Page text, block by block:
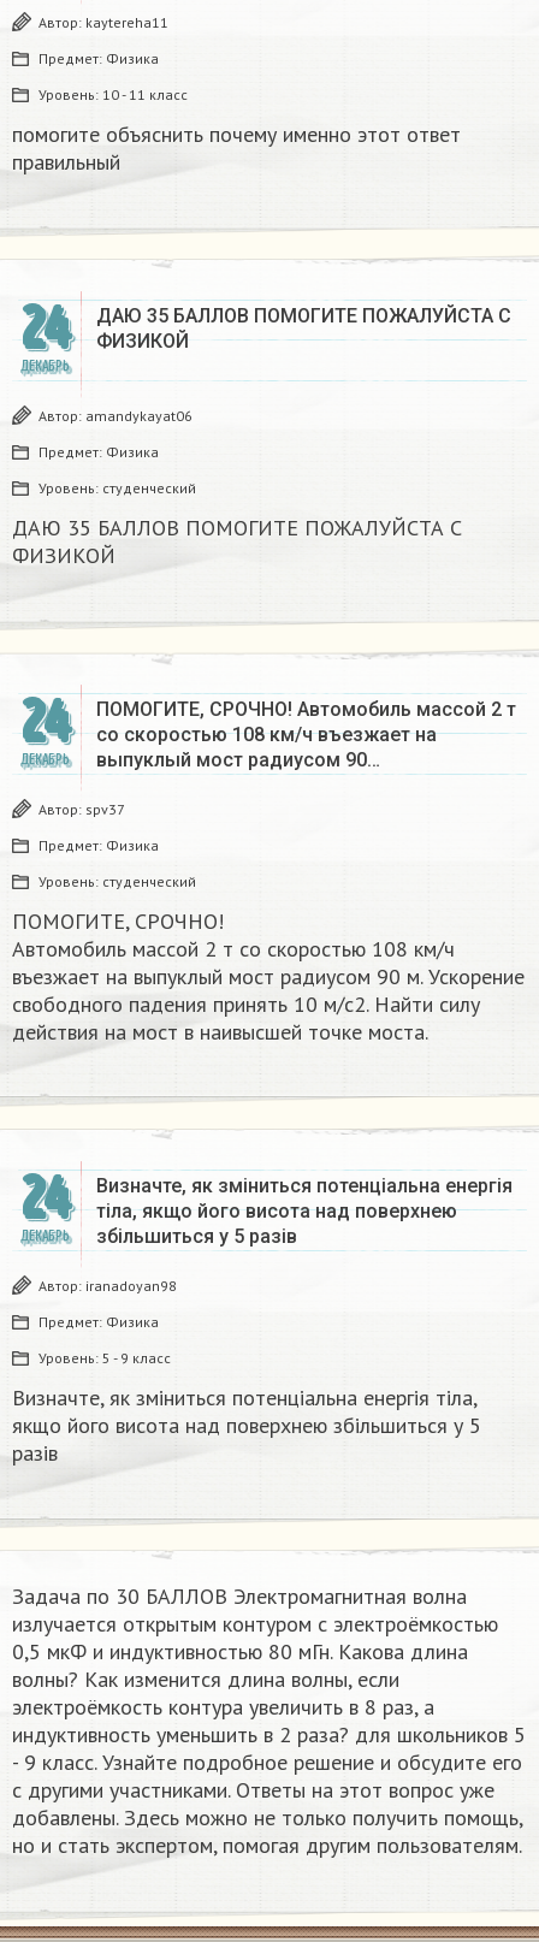
Автор: kaytereha11
Предмет: Физика
Уровень: 10 - 11 класс
помогите объяснить почему именно этот ответ
правильный
24
ДЕКАБРЬ
ДАЮ 35 БАЛЛОВ ПОМОГИТЕ ПОЖАЛУЙСТА С
ФИЗИКОЙ
Автор: amandykayat06
Предмет: Физика
Уровень: студенческий
ДАЮ 35 БАЛЛОВ ПОМОГИТЕ ПОЖАЛУЙСТА С
ФИЗИКОЙ
24
ДЕКАБРЬ
ПОМОГИТЕ, СРОЧНО! Автомобиль массой 2 т
со скоростью 108 км/ч въезжает на
выпуклый мост радиусом 90…
Автор: spv37
Предмет: Физика
Уровень: студенческий
ПОМОГИТЕ, СРОЧНО!
Автомобиль массой 2 т со скоростью 108 км/ч
въезжает на выпуклый мост радиусом 90 м. Ускорение
свободного падения принять 10 м/с2. Найти силу
действия на мост в наивысшей точке моста.
24
ДЕКАБРЬ
Визначте, як зміниться потенціальна енергія
тіла, якщо його висота над поверхнею
збільшиться у 5 разів
Автор: iranadoyan98
Предмет: Физика
Уровень: 5 - 9 класс
Визначте, як зміниться потенціальна енергія тіла,
якщо його висота над поверхнею збільшиться у 5
разів
Задача по 30 БАЛЛОВ Электромагнитная волна
излучается открытым контуром с электроёмкостью
0,5 мкФ и индуктивностью 80 мГн. Какова длина
волны? Как изменится длина волны, если
электроёмкость контура увеличить в 8 раз, а
индуктивность уменьшить в 2 раза? для школьников 5
- 9 класс. Узнайте подробное решение и обсудите его
с другими участниками. Ответы на этот вопрос уже
добавлены. Здесь можно не только получить помощь,
но и стать экспертом, помогая другим пользователям.